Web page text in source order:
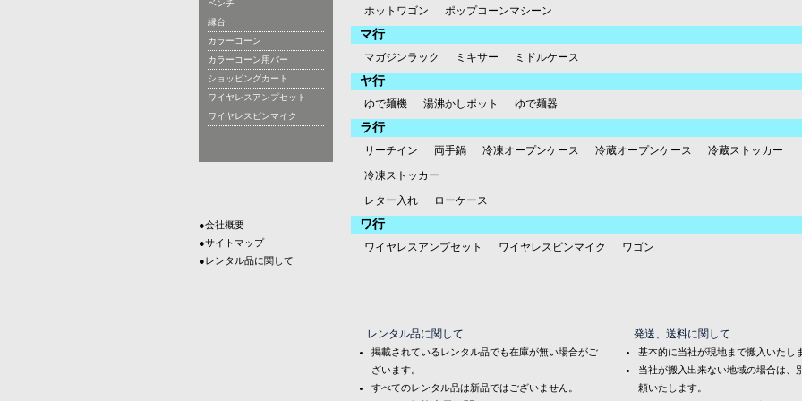
ベンチ
縁台
カラーコーン
カラーコーン用バー
ショッピングカート
ワイヤレスアンプセット
ワイヤレスピンマイク
●会社概要
●サイトマップ
●レンタル品に関して
ホットワゴン
ポップコーンマシーン
マ行
マガジンラック ミキサー ミドルケース
ヤ行
ゆで麺機 湯沸かしポット ゆで麺器
ラ行
リーチイン 両手鍋 冷凍オープンケース 冷蔵オープンケース
冷蔵ストッカー
冷凍ストッカー
レター入れ
ローケース
ワ行
ワイヤレスアンプセット ワイヤレスピンマイク ワゴン
レンタル品に関して
掲載されているレンタル品でも在庫が無い場合がご
ざいます。
すべてのレンタル品は新品ではございません。
発送、送料に関して
基本的に当社が現地まで搬入いたし
当社が搬入出来ない地域の場合は、
頼いたします。